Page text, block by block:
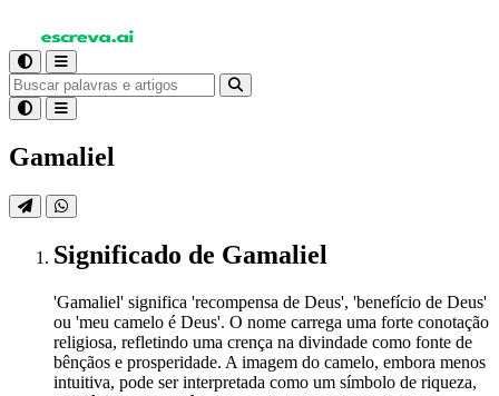
Gamaliel
Significado de Gamaliel
'Gamaliel' significa 'recompensa de Deus', 'benefício de Deus'
ou 'meu camelo é Deus'. O nome carrega uma forte conotação
religiosa, refletindo uma crença na divindade como fonte de
bênçãos e prosperidade. A imagem do camelo, embora menos
intuitiva, pode ser interpretada como um símbolo de riqueza,